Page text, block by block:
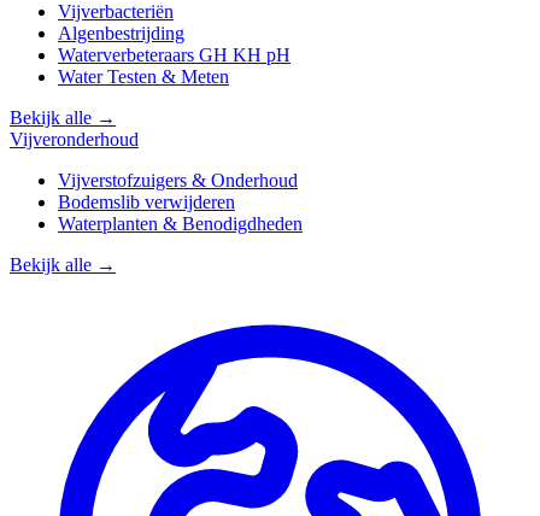
Vijverbacteriën
Algenbestrijding
Waterverbeteraars GH KH pH
Water Testen & Meten
Bekijk alle →
Vijveronderhoud
Vijverstofzuigers & Onderhoud
Bodemslib verwijderen
Waterplanten & Benodigdheden
Bekijk alle →